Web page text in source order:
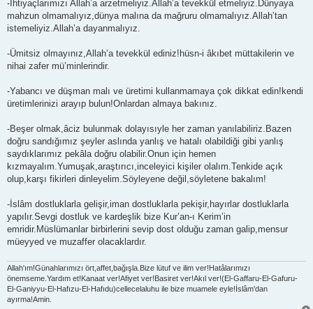
-İhtiyaçlarımızı Allah’a arzetmeliyiz.Allah’a tevekkül etmeliyiz.Dünyaya
mahzun olmamalıyız,dünya malına da mağruru olmamalıyız.Allah’tan
istemeliyiz.Allah’a dayanmalıyız.
-Ümitsiz olmayınız,Allah’a tevekkül ediniz!hüsn-i âkıbet müttakilerin ve
nihai zafer mü’minlerindir.
-Yabancı ve düşman malı ve üretimi kullanmamaya çok dikkat edin!kendi
üretimlerinizi arayıp bulun!Onlardan almaya bakınız.
-Beşer olmak,âciz bulunmak dolayısıyle her zaman yanılabiliriz.Bazen
doğru sandığımız şeyler aslında yanlış ve hatalı olabildiği gibi yanlış
saydıklarımız pekâla doğru olabilir.Onun için hemen
kızmayalım.Yumuşak,araştırıcı,inceleyici kişiler olalım.Tenkide açık
olup,karşı fikirleri dinleyelim.Söyleyene değil,söyletene bakalım!
-İslâm dostluklarla gelişir,iman dostluklarla pekişir,hayırlar dostluklarla
yapılır.Sevgi dostluk ve kardeşlik bize Kur’an-ı Kerim’in
emridir.Müslümanlar birbirlerini sevip dost olduğu zaman galip,mensur
müeyyed ve muzaffer olacaklardır.
Allah'ım!Günahlarımızı ört,affet,bağışla.Bize lütuf ve ilim ver!Hatâlarımızı
önemseme.Yardım et!Kanaat ver!Afiyet ver!Basiret ver!Akıl ver!(El-Gaffaru-El-Gafuru-
El-Ganiyyu-El-Hafızu-El-Hafıdu)cellecelaluhu ile bize muamele eyle!İslâm'dan
ayırma!Amin.